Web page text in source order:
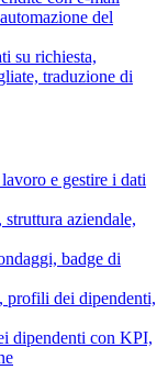
del
su richiesta,
traduzione di
e gestire i dati
aziendale,
badge di
profili dei dipendenti,
dipendenti con KPI,